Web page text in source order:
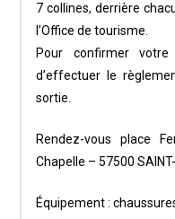
7 collines, derrière
l’Office de tourisme.
Pour confirmer
d’effectuer le
sortie.
Rendez-vous place
Chapelle – 57500
Équipement :